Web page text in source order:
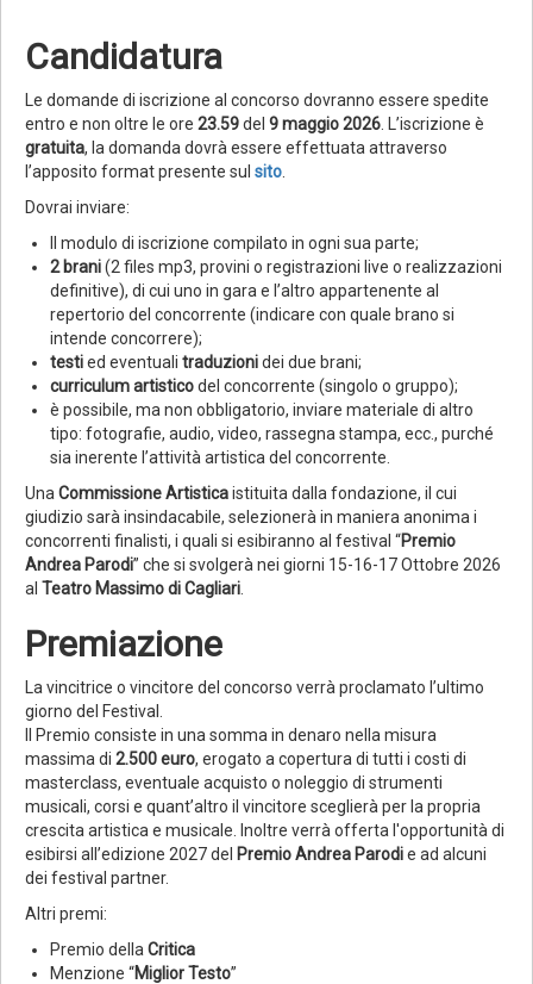
Candidatura
Le domande di iscrizione al concorso dovranno essere spedite
entro e non oltre le ore 23.59del 9 maggio 2026
L’iscrizione è
gratuita, la domanda dovrà essere effettuata attraverso
l’apposito format presente sul sito
Dovrai inviare:
Il modulo di iscrizione compilato in ogni sua parte;
2 brani(2 files mp3, provini o registrazioni live o realizzazioni
definitive), di cui uno in gara e l’altro appartenente al
repertorio del concorrente (indicare con quale brano si
intende concorrere);
testied eventuali traduzionidei due brani;
curriculum artisticodel concorrente (singolo o gruppo);
è possibile, ma non obbligatorio, inviare materiale di altro
tipo: fotografie, audio, video, rassegna stampa, ecc., purché
sia inerente l’attività artistica del concorrente.
Una Commissione Artisticaistituita dalla fondazione, il cui
giudizio sarà insindacabile, selezionerà in maniera anonima i
concorrenti finalisti, i quali si esibiranno al festival “Premio
Andrea Parodi” che si svolgerà nei giorni 15-16-17 Ottobre 2026
al Teatro Massimo di Cagliari
Premiazione
La vincitrice o vincitore del concorso verrà proclamato l’ultimo
giorno del Festival.
Il Premio consiste in una somma in denaro nella misura
massima di 2.500 euro, erogato a copertura di tutti i costi di
masterclass, eventuale acquisto o noleggio di strumenti
musicali, corsi e quant’altro il vincitore sceglierà per la propria
crescita artistica e musicale. Inoltre verrà offerta l'opportunità di
esibirsi all’edizione 2027 del Premio Andrea Parodie ad alcuni
dei festival partner.
Altri premi:
Premio della Critica
Menzione “Miglior Testo”